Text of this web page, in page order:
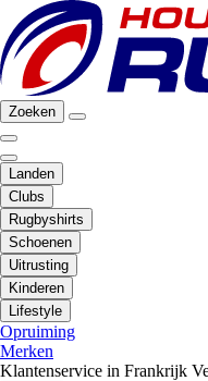
Zoeken
Landen
Clubs
Rugbyshirts
Schoenen
Uitrusting
Kinderen
Lifestyle
Opruiming
Merken
Klantenservice in Frankrijk